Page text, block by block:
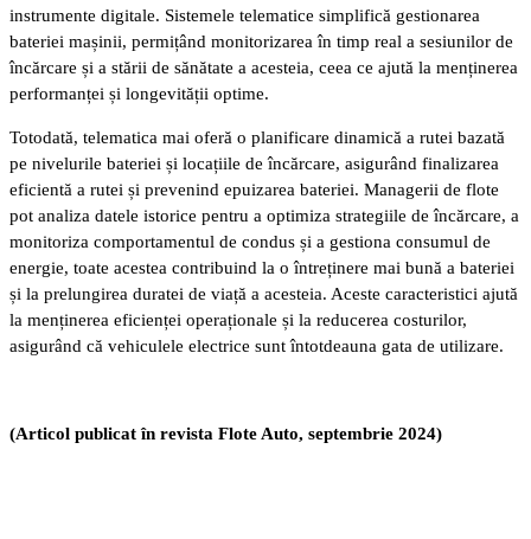
instrumente digitale. Sistemele telematice simplifică gestionarea
bateriei mașinii, permițând monitorizarea în timp real a sesiunilor de
încărcare și a stării de sănătate a acesteia, ceea ce ajută la menținerea
performanței și longevității optime.
Totodată, telematica mai oferă o planificare dinamică a rutei bazată
pe nivelurile bateriei și locațiile de încărcare, asigurând finalizarea
eficientă a rutei și prevenind epuizarea bateriei. Managerii de flote
pot analiza datele istorice pentru a optimiza strategiile de încărcare, a
monitoriza comportamentul de condus și a gestiona consumul de
energie, toate acestea contribuind la o întreținere mai bună a bateriei
și la prelungirea duratei de viață a acesteia. Aceste caracteristici ajută
la menținerea eficienței operaționale și la reducerea costurilor,
asigurând că vehiculele electrice sunt întotdeauna gata de utilizare.
(Articol publicat în revista Flote Auto, septembrie 2024)